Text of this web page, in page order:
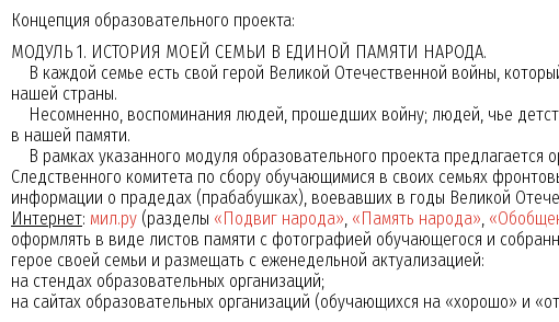
Концепция образовательного проекта:
МОДУЛЬ 1. ИСТОРИЯ МОЕЙ СЕМЬИ В ЕДИНОЙ ПАМЯТИ НАРОДА.
В каждой семье есть свой герой Великой Отечественной войны,
нашей страны.
Несомненно, воспоминания людей, прошедших войну; людей, чье
в нашей памяти.
В рамках указанного модуля образовательного проекта предлагается
Следственного комитета по сбору обучающимися в своих семьях
информации о прадедах (прабабушках), воевавших в годы Великой
Интернет: мил.ру (разделы «Подвиг народа», «Память народа»,
оформлять в виде листов памяти с фотографией обучающегося и
герое своей семьи и размещать с еженедельной актуализацией:
на стендах образовательных организаций;
на сайтах образовательных организаций (обучающихся на «хорошо» и